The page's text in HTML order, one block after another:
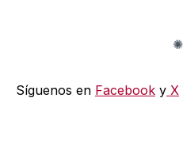
Síguenos en Facebook y X